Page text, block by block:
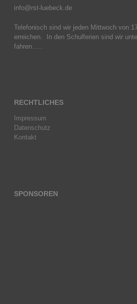
info@rst-luebeck.de
Telefonisch sind wir jeden Mittwoch von
erreichen. In den Schulferien sind wir
fahren…..
RECHTLICHES
Impressum
Datenschutz
Kontakt
SPONSOREN